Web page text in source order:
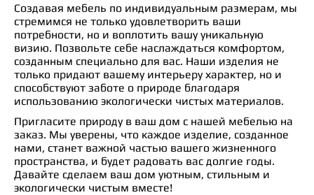
Создавая мебель по индивидуальным размерам, мы
стремимся не только удовлетворить ваши
потребности, но и воплотить вашу уникальную
визию. Позвольте себе наслаждаться комфортом,
созданным специально для вас. Наши изделия не
только придают вашему интерьеру характер, но и
способствуют заботе о природе благодаря
использованию экологически чистых материалов.
Пригласите природу в ваш дом с нашей мебелью на
заказ. Мы уверены, что каждое изделие, созданное
нами, станет важной частью вашего жизненного
пространства, и будет радовать вас долгие годы.
Давайте сделаем ваш дом уютным, стильным и
экологически чистым вместе!